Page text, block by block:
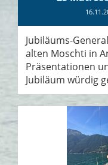
Jubiläums-
alten Moschti in
Präsentationen
Jubiläum würdig